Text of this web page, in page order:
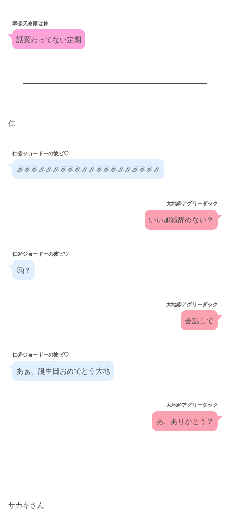
翠@天命家は神
話変わってない定期
仁
仁@ジョードーの彼ピ♡
🎉🎉🎉🎉🎉🎉🎉🎉🎉🎉🎉🎉🎉🎉🎉🎉🎉🎉🎉🎉
大地@アグリーダック
いい加減辞めない？
仁@ジョードーの彼ピ♡
🤔？
大地@アグリーダック
会話して
仁@ジョードーの彼ピ♡
あぁ、誕生日おめでとう大地
大地@アグリーダック
あ、ありがとう？
サカキさん